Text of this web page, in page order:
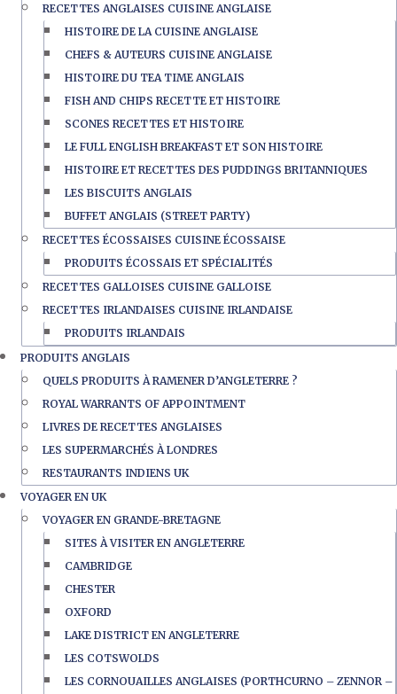
RECETTES ANGLAISES CUISINE ANGLAISE
HISTOIRE DE LA CUISINE ANGLAISE
CHEFS & AUTEURS CUISINE ANGLAISE
HISTOIRE DU TEA TIME ANGLAIS
FISH AND CHIPS RECETTE ET HISTOIRE
SCONES RECETTES ET HISTOIRE
LE FULL ENGLISH BREAKFAST ET SON HISTOIRE
HISTOIRE ET RECETTES DES PUDDINGS BRITANNIQUES
LES BISCUITS ANGLAIS
BUFFET ANGLAIS (STREET PARTY)
RECETTES ÉCOSSAISES CUISINE ÉCOSSAISE
PRODUITS ÉCOSSAIS ET SPÉCIALITÉS
RECETTES GALLOISES CUISINE GALLOISE
RECETTES IRLANDAISES CUISINE IRLANDAISE
PRODUITS IRLANDAIS
PRODUITS ANGLAIS
QUELS PRODUITS À RAMENER D’ANGLETERRE ?
ROYAL WARRANTS OF APPOINTMENT
LIVRES DE RECETTES ANGLAISES
LES SUPERMARCHÉS À LONDRES
RESTAURANTS INDIENS UK
VOYAGER EN UK
VOYAGER EN GRANDE-BRETAGNE
SITES À VISITER EN ANGLETERRE
CAMBRIDGE
CHESTER
OXFORD
LAKE DISTRICT EN ANGLETERRE
LES COTSWOLDS
LES CORNOUAILLES ANGLAISES (PORTHCURNO – ZENNOR –